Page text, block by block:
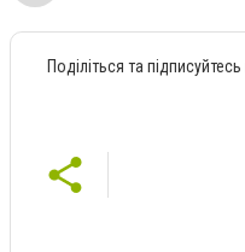
Поділіться та